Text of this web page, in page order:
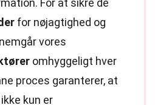
For at sikre de
for nøjagtighed og
vores
omhyggeligt hver
proces garanterer, at
kun er